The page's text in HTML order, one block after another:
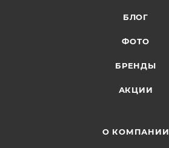
БЛОГ
ФОТО
БРЕНДЫ
АКЦИИ
О КОМПАНИИ